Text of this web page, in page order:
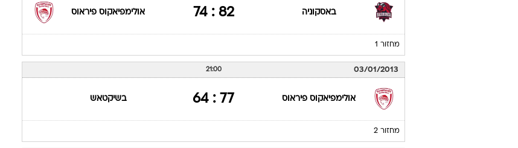
באסקוניה 82 : 74 אולימפיאקוס פיראוס
מחזור 1
03/01/2013
21:00
אולימפיאקוס פיראוס 77 : 64 בשיקטאש
מחזור 2